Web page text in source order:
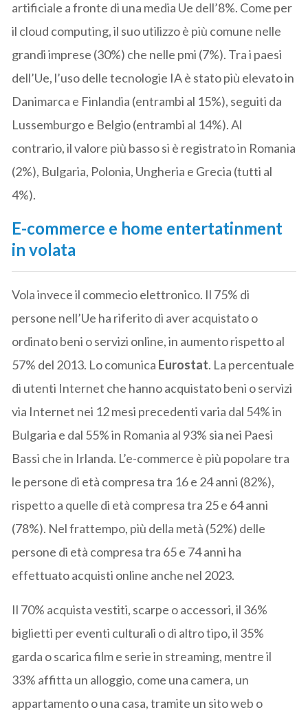
artificiale a fronte di una media Ue dell’8%. Come per
il cloud computing, il suo utilizzo è più comune nelle
grandi imprese (30%) che nelle pmi (7%). Tra i paesi
dell’Ue, l’uso delle tecnologie IA è stato più elevato in
Danimarca e Finlandia (entrambi al 15%), seguiti da
Lussemburgo e Belgio (entrambi al 14%). Al
contrario, il valore più basso si è registrato in Romania
(2%), Bulgaria, Polonia, Ungheria e Grecia (tutti al
4%).
E-commerce e home entertatinment
in volata
Vola invece il commecio elettronico. Il 75% di
persone nell’Ue ha riferito di aver acquistato o
ordinato beni o servizi online, in aumento rispetto al
57% del 2013. Lo comunica Eurostat. La percentuale
di utenti Internet che hanno acquistato beni o servizi
via Internet nei 12 mesi precedenti varia dal 54% in
Bulgaria e dal 55% in Romania al 93% sia nei Paesi
Bassi che in Irlanda. L’e-commerce è più popolare tra
le persone di età compresa tra 16 e 24 anni (82%),
rispetto a quelle di età compresa tra 25 e 64 anni
(78%). Nel frattempo, più della metà (52%) delle
persone di età compresa tra 65 e 74 anni ha
effettuato acquisti online anche nel 2023.
Il 70% acquista vestiti, scarpe o accessori, il 36%
biglietti per eventi culturali o di altro tipo, il 35%
garda o scarica film e serie in streaming, mentre il
33% affitta un alloggio, come una camera, un
appartamento o una casa, tramite un sito web o